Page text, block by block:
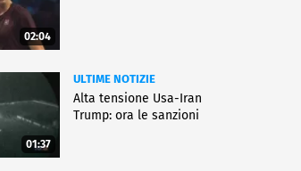
02:04
01:37
ULTIME NOTIZIE
Alta tensione Usa-Iran
Trump: ora le sanzioni